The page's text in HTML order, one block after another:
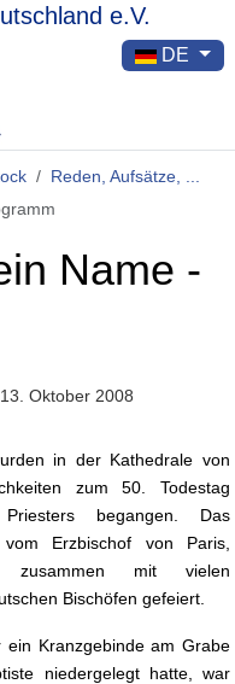
e.V.
Sprache
DE
Reden, Aufsätze, ...
Name -
Oktober 2008
in der Kathedrale von
zum 50. Todestag
begangen. Das
Erzbischof von Paris,
zusammen mit vielen
Bischöfen gefeiert.
ein Kranzgebinde am Grabe
niedergelegt hatte, war